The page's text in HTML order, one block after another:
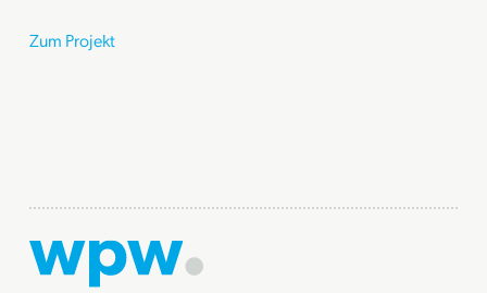
Zum Projekt